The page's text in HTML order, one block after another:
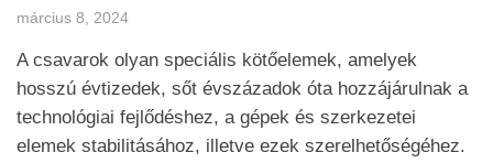
március 8, 2024
A csavarok olyan speciális kötőelemek, amelyek
hosszú évtizedek, sőt évszázadok óta hozzájárulnak a
technológiai fejlődéshez, a gépek és szerkezetei
elemek stabilitásához, illetve ezek szerelhetőségéhez.